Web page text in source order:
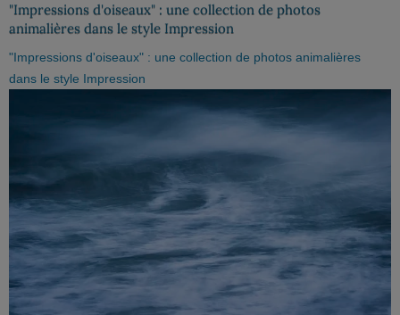
"Impressions d'oiseaux" : une collection de photos
animalières dans le style Impression
"Impressions d'oiseaux" : une collection de photos animalières
dans le style Impression